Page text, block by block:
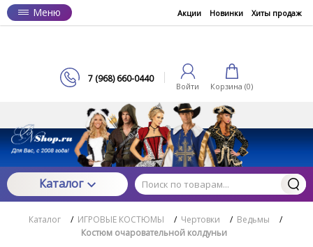
Меню Акции Новинки Хиты продаж
7 (968) 660-0440
Войти Корзина (0)
Каталог
Каталог / ИГРОВЫЕ КОСТЮМЫ / Чертовки / Ведьмы
/
Костюм очаровательной колдуньи